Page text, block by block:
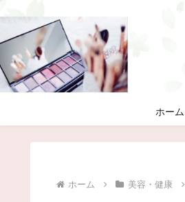
ホーム
ホーム 美容・健康